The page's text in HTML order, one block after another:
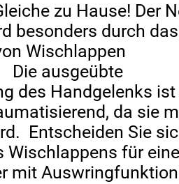
zu Hause! Der
besonders durch das
Wischlappen
Die ausgeübte
des Handgelenks ist
da sie
Entscheiden Sie
Wischlappens für
mit